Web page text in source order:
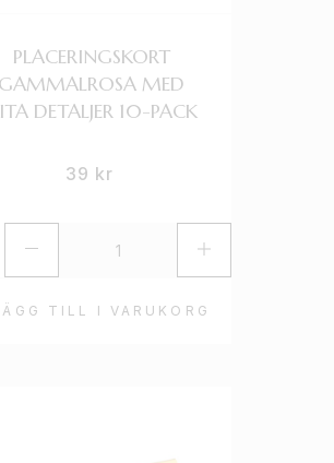
TILL I VARUKORG
PLACERINGSKORT
GAMMALROSA MED
DETALJER 10-PACK
39 kr